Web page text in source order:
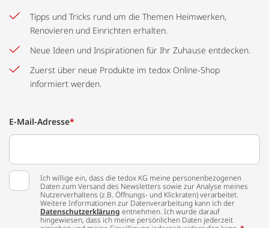
Tipps und Tricks rund um die Themen Heimwerken,
Renovieren und Einrichten erhalten.
Neue Ideen und Inspirationen für Ihr Zuhause entdecken.
Zuerst über neue Produkte im tedox Online-Shop
informiert werden.
E-Mail-Adresse*
Ich willige ein, dass die tedox KG meine personenbezogenen
Daten zum Versand des Newsletters sowie zur Analyse meines
Nutzerverhaltens (z.B. Öffnungs- und Klickraten) verarbeitet.
Weitere Informationen zur Datenverarbeitung kann ich der
Datenschutzerklärung entnehmen. Ich wurde darauf
hingewiesen, dass ich meine persönlichen Daten jederzeit